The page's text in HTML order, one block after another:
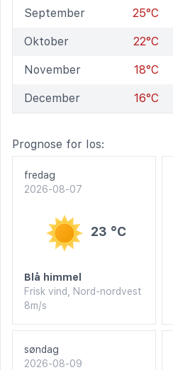
September 25°C
Oktober 22°C
November 18°C
December 16°C
Prognose for Ios:
fredag
2026-08-07
23 °C
Blå himmel
Frisk vind, Nord-nordvest
8m/s
søndag
2026-08-09